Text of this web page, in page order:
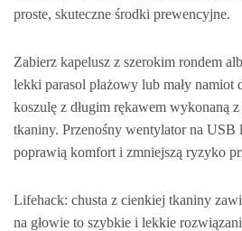
proste, skuteczne środki prewencyjne.
Zabierz kapelusz z szerokim rondem
lekki parasol plażowy lub mały namiot
koszulę z długim rękawem wykonaną
tkaniny. Przenośny wentylator na USB
poprawią komfort i zmniejszą ryzyko
Lifehack: chusta z cienkiej tkaniny
na głowie to szybkie i lekkie